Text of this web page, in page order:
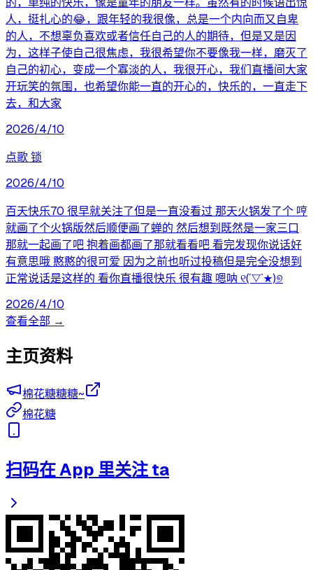
人，挺扎心的😂，跟年轻的我很像，总是一个内向而又自卑
的人，不想辜负喜欢或者信任自己的人的期待，但是又是因
为，这样子使自己很焦虑，我很希望你不要像我一样，磨灭了
自己的初心，变成一个寡淡的人，我很开心，我们直播间大家
开玩笑的氛围，也希望你能一直的开心的，快乐的，一直走下
去，和大家
2026/4/10
点歌 锁
2026/4/10
百天快乐70 很早就关注了但是一直没看过 那天火锅发了个 哼
就画了个火锅版然后顺便画了蝉的 然后想到既然是一家三口
那就一起画了吧 抱着画都画了那就看看吧 看完发现你说话好
有意思哦 憨憨的很可爱 因为之前也听过投稿但是完全没想到
正常说话是这样的 看你直播很快乐 很有趣 嗯呐 ୧(´▽`★)୭
2026/4/10
查看全部 →
主页资料
棉花糖糖糖~
棉花糖
扫码在 App 里关注 ta